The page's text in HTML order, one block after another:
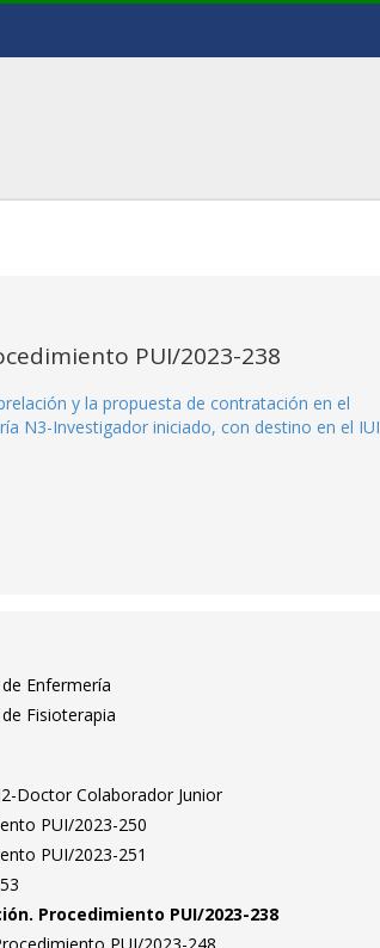
PUI/2023-238
y la propuesta de contratación en el
N3-Investigador iniciado, con destino en el IUI
Enfermería
Fisioterapia
Doctor Colaborador Junior
PUI/2023-250
PUI/2023-251
Procedimiento PUI/2023-238